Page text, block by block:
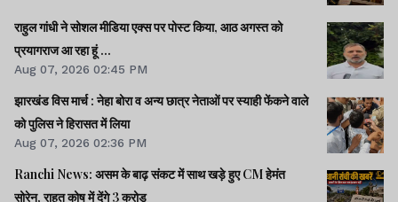
राहुल गांधी ने सोशल मीडिया एक्स पर पोस्ट किया, आठ अगस्त को
प्रयागराज आ रहा हूं ...
Aug 07, 2026 02:45 PM
झारखंड विस मार्च : नेहा बोरा व अन्य छात्र नेताओं पर स्याही फेंकने वाले
को पुलिस ने हिरासत में लिया
Aug 07, 2026 02:36 PM
Ranchi News: असम के बाढ़ संकट में साथ खड़े हुए CM हेमंत
सोरेन, राहत कोष में देंगे 3 करोड़